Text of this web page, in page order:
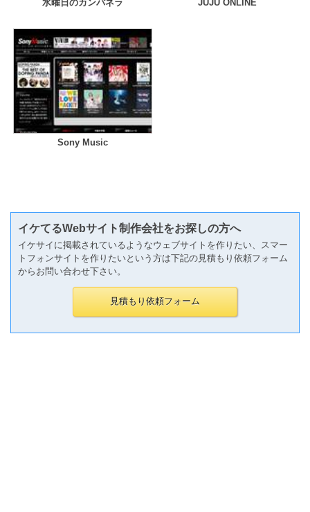
水曜日のカンパネラ JUJU ONLINE
Sony Music
イケてるWebサイト制作会社をお探しの方へ
イケサイに掲載されているようなウェブサイトを作りたい、スマー
トフォンサイトを作りたいという方は下記の見積もり依頼フォーム
からお問い合わせ下さい。